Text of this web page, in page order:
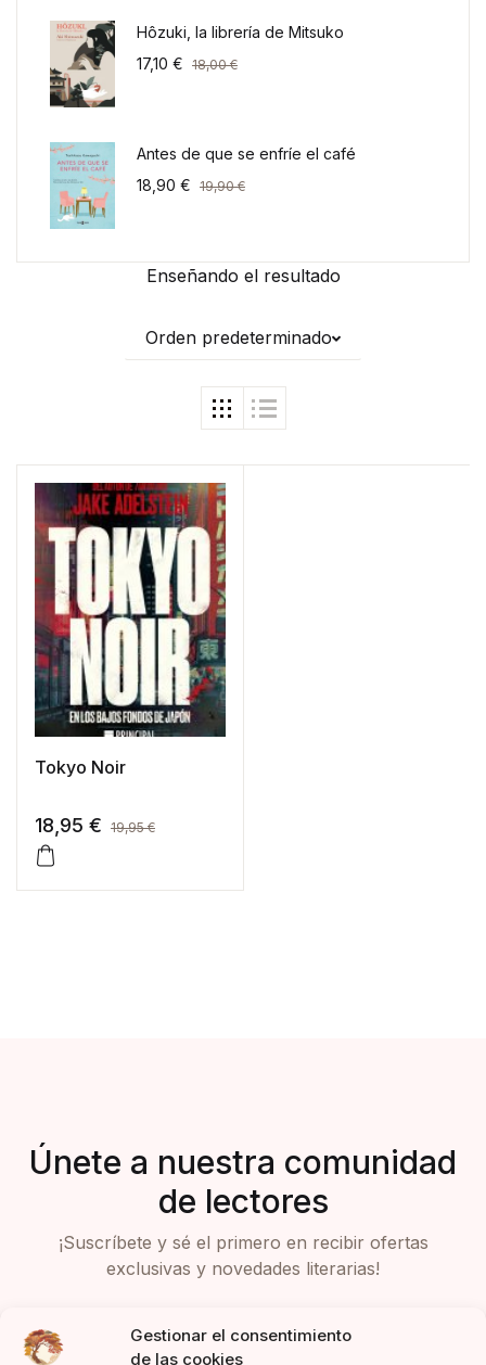
Gestionar el consentimiento
de las cookies
Enseñando el resultado
Orden predeterminado
Tokyo Noir
18,95 € 19,95€
Hôzuki, la librería de Mitsuko
17,10 € 18,00€
Antes de que se enfríe el café
18,90 € 19,90€
Únete a nuestra comunidad
de lectores
¡Suscríbete y sé el primero en recibir ofertas
exclusivas y novedades literarias!